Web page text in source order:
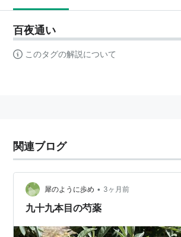
百夜通い
このタグの解説について
関連ブログ
犀のように歩め • 3ヶ月前
九十九本目の芍薬